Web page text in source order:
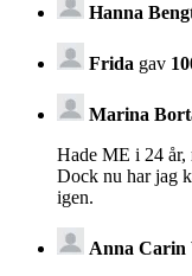
Hanna
Frida gav
Marina
Hade ME i 24 år,
Dock nu har jag
igen.
Anna Carin